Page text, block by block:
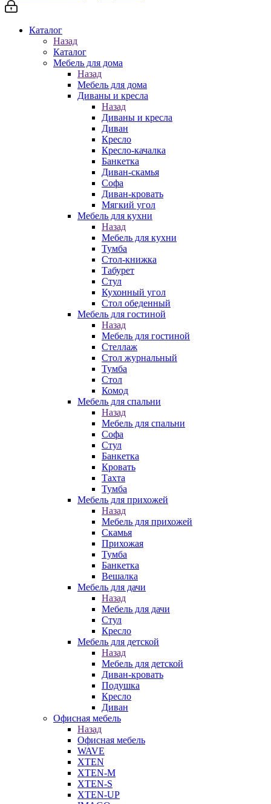
Каталог
Назад
Каталог
Мебель для дома
Назад
Мебель для дома
Диваны и кресла
Назад
Диваны и кресла
Диван
Кресло
Кресло-качалка
Банкетка
Диван-скамья
Софа
Диван-кровать
Мягкий угол
Мебель для кухни
Назад
Мебель для кухни
Тумба
Стол-книжка
Табурет
Стул
Кухонный угол
Стол обеденный
Мебель для гостиной
Назад
Мебель для гостиной
Стеллаж
Стол журнальный
Тумба
Стол
Комод
Мебель для спальни
Назад
Мебель для спальни
Софа
Стул
Банкетка
Кровать
Тахта
Тумба
Мебель для прихожей
Назад
Мебель для прихожей
Скамья
Прихожая
Тумба
Банкетка
Вешалка
Мебель для дачи
Назад
Мебель для дачи
Стул
Кресло
Мебель для детской
Назад
Мебель для детской
Диван-кровать
Подушка
Кресло
Диван
Офисная мебель
Назад
Офисная мебель
WAVE
XTEN
XTEN-M
XTEN-S
XTEN-UP